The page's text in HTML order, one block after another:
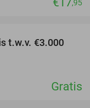
,95
t.w.v. €3.000
Gratis